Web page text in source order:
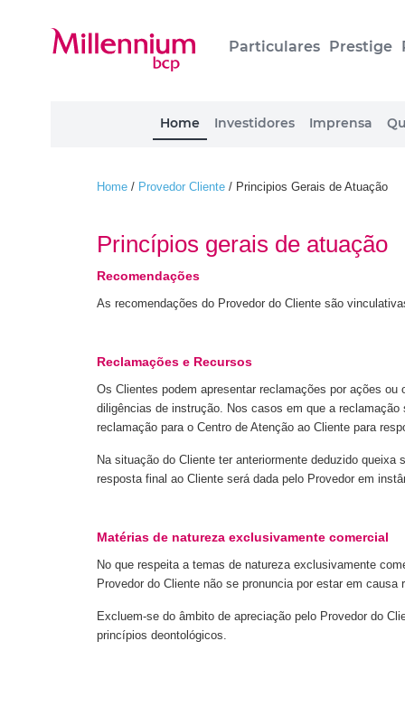
Particulares Prestige
Home Investidores Imprensa
Home / Provedor Cliente / Principios Gerais de Atuação
Princípios gerais de atuação
Recomendações
As recomendações do Provedor do Cliente são
Reclamações e Recursos
Os Clientes podem apresentar reclamações por ações
diligências de instrução. Nos casos em que a
reclamação para o Centro de Atenção ao Cliente para
Na situação do Cliente ter anteriormente deduzido
resposta final ao Cliente será dada pelo Provedor em
Matérias de natureza exclusivamente comercial
No que respeita a temas de natureza exclusivamente
Provedor do Cliente não se pronuncia por estar em
Excluem-se do âmbito de apreciação pelo Provedor do
princípios deontológicos.